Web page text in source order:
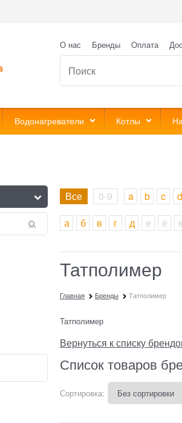
О нас Бренды Оплата
Водонагреватели Котлы
Все 0-9 a b c d
а
б в г д е ё
Татполимер
Главная Бренды Татполимер
Татполимер
Вернуться к списку
Список товаров
Сортировка: